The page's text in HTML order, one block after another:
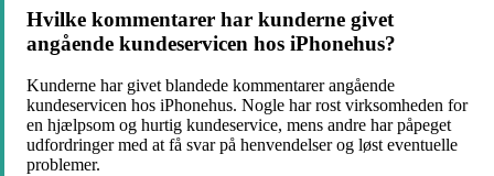
Hvilke kommentarer har kunderne givet
angående kundeservicen hos iPhonehus?
Kunderne har givet blandede kommentarer angående
kundeservicen hos iPhonehus. Nogle har rost virksomheden for
en hjælpsom og hurtig kundeservice, mens andre har påpeget
udfordringer med at få svar på henvendelser og løst eventuelle
problemer.